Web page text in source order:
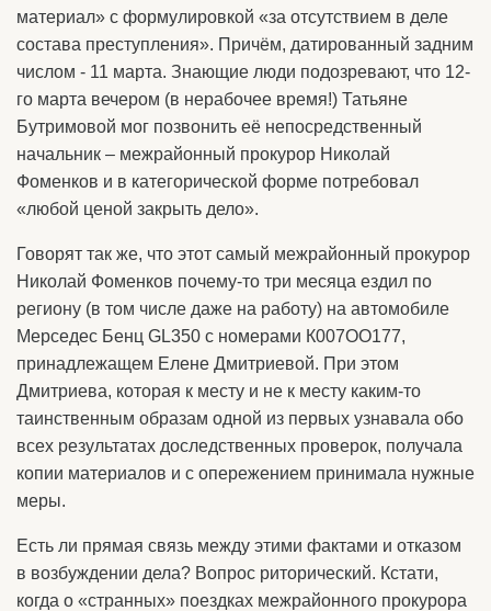
материал» с формулировкой «за отсутствием в деле
состава преступления». Причём, датированный задним
числом - 11 марта. Знающие люди подозревают, что 12-
го марта вечером (в нерабочее время!) Татьяне
Бутримовой мог позвонить её непосредственный
начальник – межрайонный прокурор Николай
Фоменков и в категорической форме потребовал
«любой ценой закрыть дело».
Говорят так же, что этот самый межрайонный прокурор
Николай Фоменков почему-то три месяца ездил по
региону (в том числе даже на работу) на автомобиле
Мерседес Бенц GL350 с номерами К007ОО177,
принадлежащем Елене Дмитриевой. При этом
Дмитриева, которая к месту и не к месту каким-то
таинственным образам одной из первых узнавала обо
всех результатах доследственных проверок, получала
копии материалов и с опережением принимала нужные
меры.
Есть ли прямая связь между этими фактами и отказом
в возбуждении дела? Вопрос риторический. Кстати,
когда о «странных» поездках межрайонного прокурора